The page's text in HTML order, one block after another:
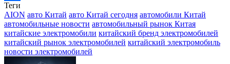
Отправить
Теги
AION авто Китай авто Китай сегодня автомобили Китай
автомобильные новости автомобильный рынок Китая
китайские электромобили китайский бренд электромобилей
китайский рынок электромобилей китайский электромобиль
новости электромобилей